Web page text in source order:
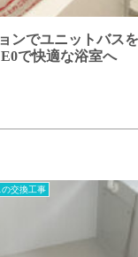
ンでユニットバス
で快適な浴室へ
交換工事